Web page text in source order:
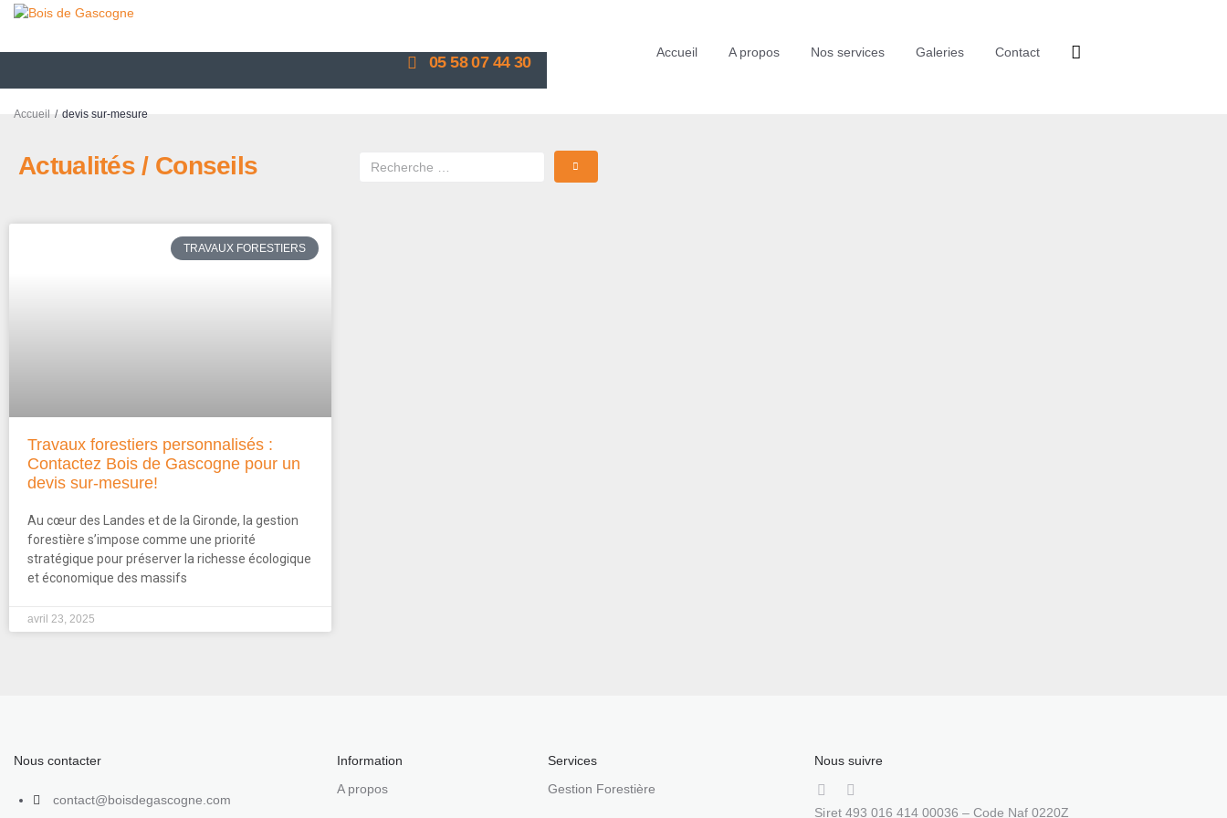
05 58 07 44 30
Accueil A propos Nos services Galeries Contact
Accueil / devis sur-mesure
Actualités / Conseils
TRAVAUX FORESTIERS
Travaux forestiers personnalisés :
Contactez Bois de Gascogne pour un
devis sur-mesure!
Au cœur des Landes et de la Gironde, la gestion
forestière s’impose comme une priorité
stratégique pour préserver la richesse écologique
et économique des massifs
avril 23, 2025
Nous contacter
contact@boisdegascogne.com
Information
A propos
Services
Gestion Forestière
Nous suivre
Siret 493 016 414 00036 – Code Naf 0220Z